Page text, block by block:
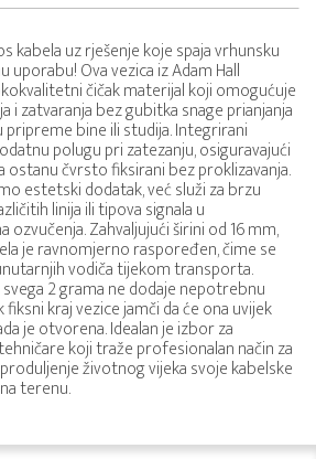
kabela uz rješenje koje spaja vrhunsku
Ova vezica iz Adam Hall
čičak materijal koji omogućuje
i zatvaranja bez gubitka snage prianjanja
bine ili studija. Integrirani
polugu pri zatezanju, osiguravajući
ostanu čvrsto fiksirani bez proklizavanja.
estetski dodatak, već služi za brzu
linija ili tipova signala u
Zahvaljujući širini od 16 mm,
je ravnomjerno raspoređen, čime se
vodiča tijekom transporta.
2 grama ne dodaje nepotrebnu
kraj vezice jamči da će ona uvijek
je otvorena. Idealan je izbor za
koji traže profesionalan način za
životnog vijeka svoje kabelske
terenu.